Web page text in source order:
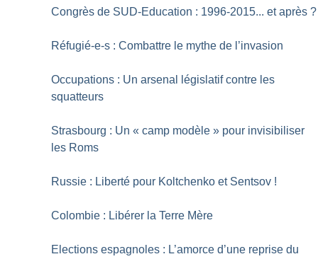
Congrès de SUD-Education : 1996-2015... et après ?
Réfugié-e-s : Combattre le mythe de l’invasion
Occupations : Un arsenal législatif contre les
squatteurs
Strasbourg : Un « camp modèle » pour invisibiliser
les Roms
Russie : Liberté pour Koltchenko et Sentsov !
Colombie : Libérer la Terre Mère
Elections espagnoles : L’amorce d’une reprise du